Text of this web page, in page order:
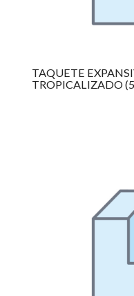
TAQUETE
TROPICALIZADO